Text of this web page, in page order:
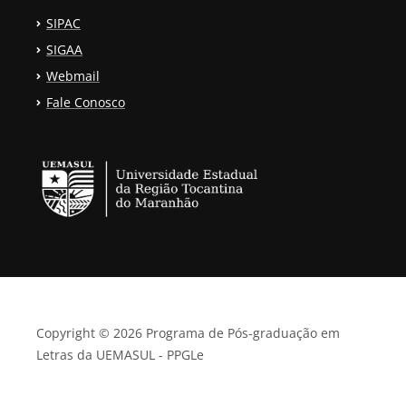
SIPAC
SIGAA
Webmail
Fale Conosco
Copyright © 2026 Programa de Pós-graduação em
Letras da UEMASUL - PPGLe